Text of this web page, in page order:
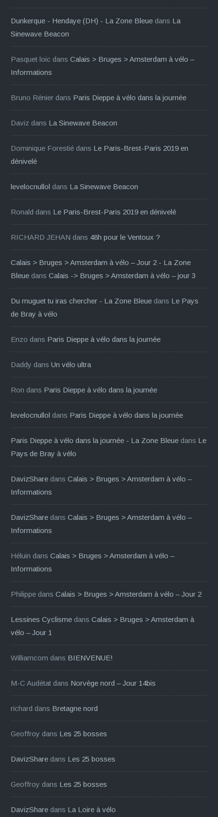
Dunkerque - Hendaye (DH) - La Zone Bleue dans La
Sinewave Beacon
Pasquet loic dansCalais > Bruges > Amsterdam à vélo –
Informations
Bruno Rénier dans Paris Dieppe à vélo dans la journée
Daviz dans La Sinewave Beacon
Dominique Forestié dans Le Paris-Brest-Paris 2019 en
dénivelé
levelocnullol dans La Sinewave Beacon
Ronald dans Le Paris-Brest-Paris 2019 en dénivelé
RICHARD JEHAN dans 48h pour le Ventoux ?
Calais > Bruges > Amsterdam à vélo – Jour 2 - La Zone
Bleue dansCalais -> Bruges > Amsterdam à vélo – jour 3
Du muguet tu iras chercher - La Zone Bleue dans Le Pays
de Bray à vélo
Enzo dans Paris Dieppe à vélo dans la journée
Daddy dansUn vélo ultra
Ron dans Paris Dieppe à vélo dans la journée
levelocnullol dans Paris Dieppe à vélo dans la journée
Paris Dieppe à vélo dans la journée - La Zone Bleue dans Le
Pays de Bray à vélo
DavizShare dansCalais > Bruges > Amsterdam à vélo –
Informations
DavizShare dansCalais > Bruges > Amsterdam à vélo –
Informations
Héluin dansCalais > Bruges > Amsterdam à vélo –
Informations
Philippe dansCalais > Bruges > Amsterdam à vélo – Jour 2
Lessines Cyclisme dansCalais > Bruges > Amsterdam à
vélo – Jour 1
Williamcom dans BIENVENUE!
M-C Audétat dans Norvège nord – Jour 14bis
richard dans Bretagne nord
Geoffroy dans Les 25 bosses
DavizShare dans Les 25 bosses
Geoffroy dans Les 25 bosses
DavizShare dans La Loire à vélo